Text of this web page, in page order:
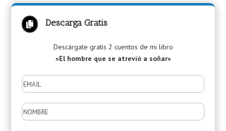
 Descarga Gratis
Descárgate gratis 2 cuentos de mi libro
«El hombre que se atrevió a soñar»